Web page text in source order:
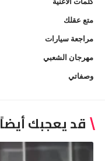
متع عقلك
مراجعة سيارات
مهرجان الشعبي
وصفاتي
قد يعجبك أيضاً